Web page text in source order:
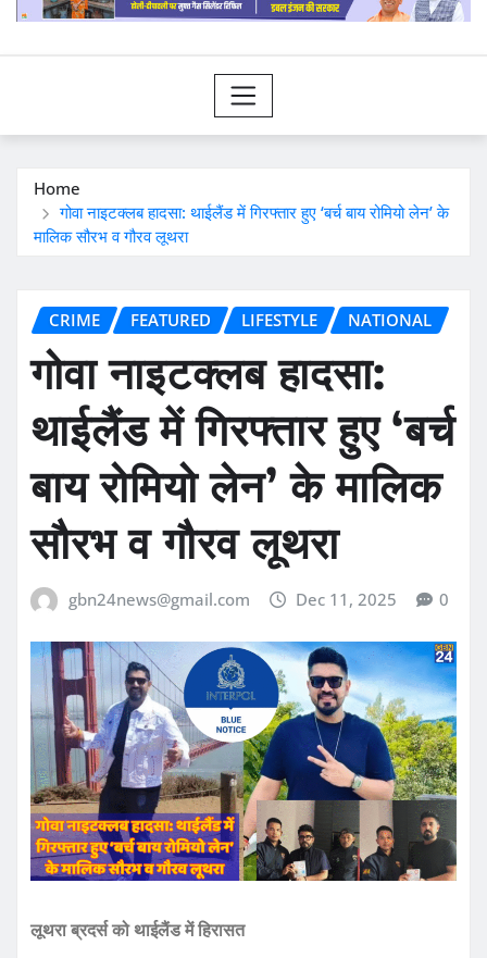
Home
गोवा नाइटक्लब हादसा: थाईलैंड में गिरफ्तार हुए ‘बर्च बाय रोमियो लेन’ के
मालिक सौरभ व गौरव लूथरा
CRIME FEATURED LIFESTYLE NATIONAL
गोवा नाइटक्लब हादसा:
थाईलैंड में गिरफ्तार हुए ‘बर्च
बाय रोमियो लेन’ के मालिक
सौरभ व गौरव लूथरा
gbn24news@gmail.com Dec 11, 2025 0
लूथरा ब्रदर्स को थाईलैंड में हिरासत